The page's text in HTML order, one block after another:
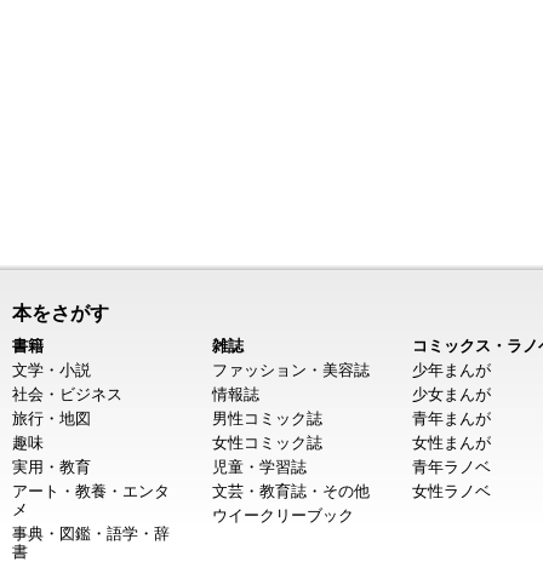
本をさがす
書籍
文学・小説
社会・ビジネス
旅行・地図
趣味
実用・教育
アート・教養・エンタ
メ
事典・図鑑・語学・辞
書
雑誌
ファッション・美容誌
情報誌
男性コミック誌
女性コミック誌
児童・学習誌
文芸・教育誌・その他
ウイークリーブック
コミックス・ラノ
少年まんが
少女まんが
青年まんが
女性まんが
青年ラノベ
女性ラノベ